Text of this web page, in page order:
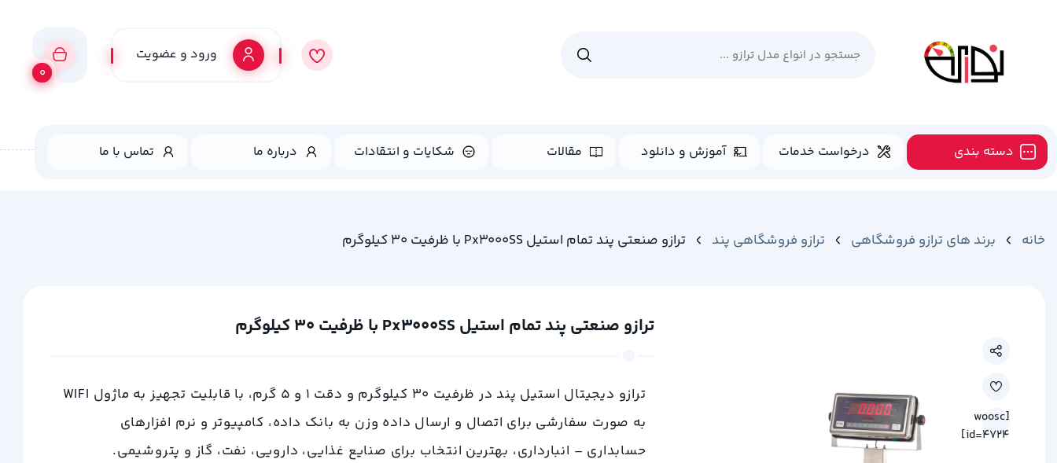
ورود و عضویت
0
دسته بندی درخواست خدمات آموزش و دانلود مقالات شکایات و انتقادات درباره ما تماس با ما
خانه برند های ترازو فروشگاهی ترازو فروشگاهی پند ترازو صنعتی پند تمام استیل Px3000SS با ظرفیت 30 کیلوگرم
[woosc
id=4724]
ترازو صنعتی پند تمام استیل Px3000SS با ظرفیت 30 کیلوگرم
ترازو دیجیتال استیل پند در ظرفیت 30 کیلوگرم و دقت 1 و 5 گرم، با قابلیت تجهیز به ماژول WIFI
به صورت سفارشی برای اتصال و ارسال داده وزن به بانک داده، کامپیوتر و نرم افزارهای
حسابداری – انبارداری، بهترین انتخاب برای صنایع غذایی، دارویی، نفت، گاز و پتروشیمی.